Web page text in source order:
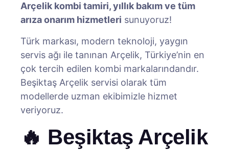
Arçelik kombi tamiri, yıllık bakım ve tüm
arıza onarım hizmetleri sunuyoruz!
Türk markası, modern teknoloji, yaygın
servis ağı ile tanınan Arçelik, Türkiye’nin en
çok tercih edilen kombi markalarındandır.
Beşiktaş Arçelik servisi olarak tüm
modellerde uzman ekibimizle hizmet
veriyoruz.
🔥 Beşiktaş Arçelik